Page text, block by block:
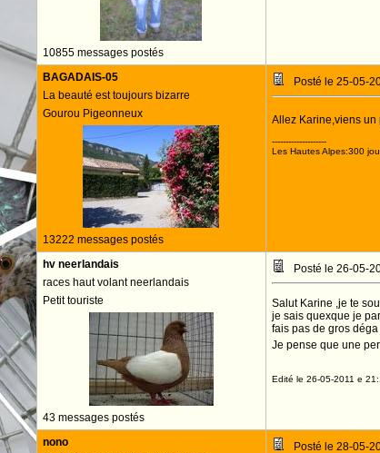
10855 messages postés
BAGADAIS-05
La beauté est toujours bizarre
Gourou Pigeonneux
13222 messages postés
Posté le 25-05-
Allez Karine,viens un
--------------------
Les Hautes Alpes:300
hv neerlandais
races haut volant neerlandais
Petit touriste
43 messages postés
Posté le 26-05-
Salut Karine ,je te
je sais quexque je
fais pas de gros
Je pense que une
Edité le 26-05-2011 e
nono
Posté le 28-05-